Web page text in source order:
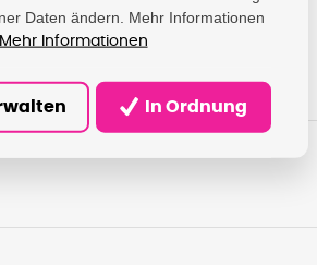
Daten ändern. Mehr Informationen
Mehr Informationen
In Ordnung